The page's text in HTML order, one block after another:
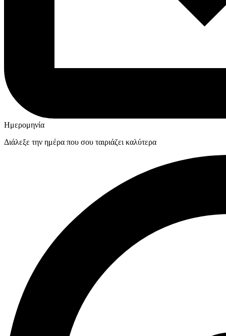
Ημερομηνία
Διάλεξε την ημέρα που σου ταιριάζει καλύτερα